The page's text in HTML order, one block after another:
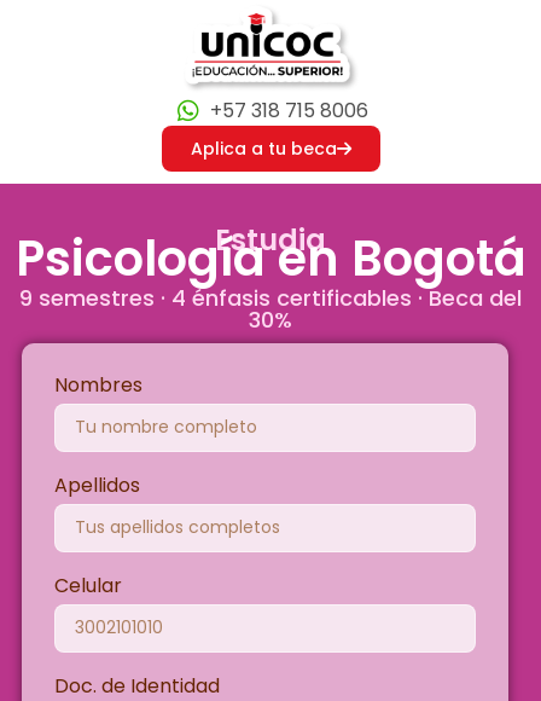
+57 318 715 8006
Aplica a tu beca
Estudia
Psicología en Bogotá
9 semestres · 4 énfasis certificables · Beca del
30%
Nombres
Apellidos
Celular
Doc. de Identidad